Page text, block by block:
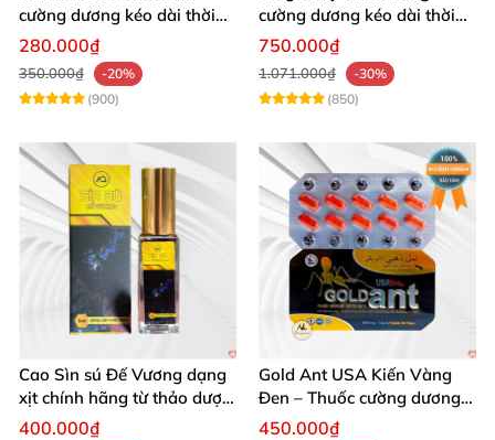
cường dương kéo dài thời
gian cho nam
280.000₫
350.000₫
-20%
(900)
cường dương kéo dài thời
gian nhập khẩu
750.000₫
1.071.000₫
-30%
(850)
Cao Sìn sú Đế Vương dạng
xịt chính hãng từ thảo dược
Ê Đê Việt Nam
400.000₫
Gold Ant USA Kiến Vàng
Đen – Thuốc cường dương
tăng sinh lý nam mạnh
450.000₫